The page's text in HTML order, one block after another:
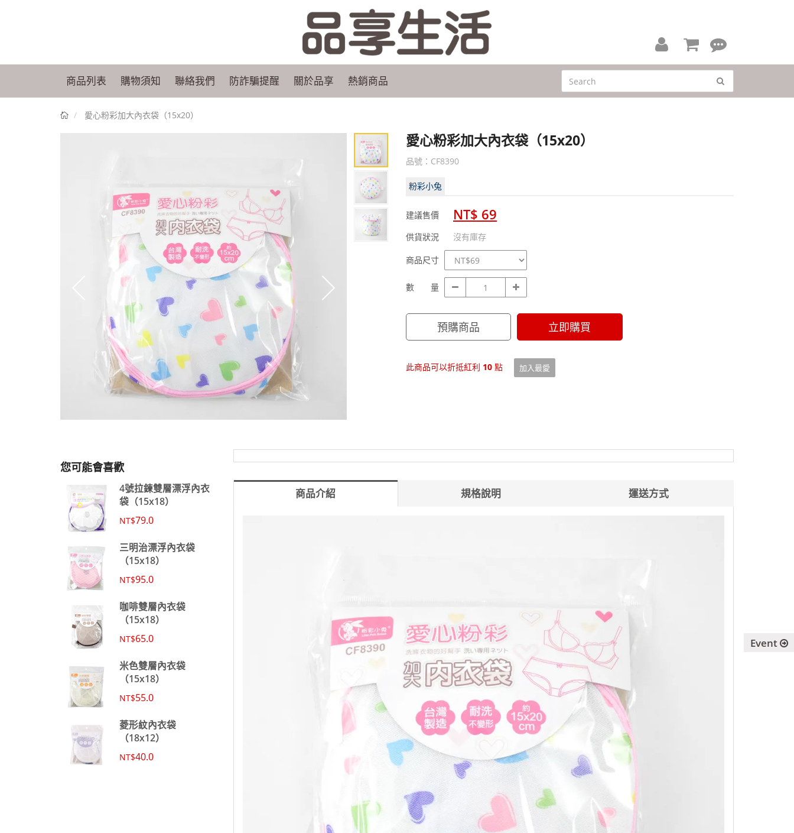
會
員
中
線
上
客
品
享
生
活
限
商品列表 購物須知 聯絡我們 防詐騙提醒 關於品享 熱銷商品
首
愛心粉彩加大內衣袋（15x20）
愛心粉彩加大內衣袋（15x20）
品號：CF8390
粉彩小兔
建議售價 NT$ 69
供貨狀況 沒有庫存
商品尺寸 規
格
數 量 數
量
預購商品 立即購買
此商品可以折抵紅利 10 點 加入最愛
您可能會喜歡
4號拉鍊雙層漂浮內衣
袋（15x18）
NT$79.0
三明治漂浮內衣袋
（15x18）
NT$95.0
咖啡雙層內衣袋
（15x18）
NT$65.0
米色雙層內衣袋
（15x18）
NT$55.0
菱形紋內衣袋
（18x12）
NT$40.0
商品介紹 規格說明 運送方式
Event